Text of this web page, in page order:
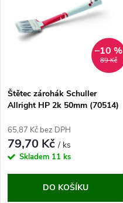
e
n
p
r
o
p
s
p
r
o
89 Kč
–10 %
Štětec zárohák Schuller
Allright HP 2k 50mm (70514)
65,87 Kč bez DPH
79,70 Kč/ ks
Skladem 11 ks
DO KOŠÍKU